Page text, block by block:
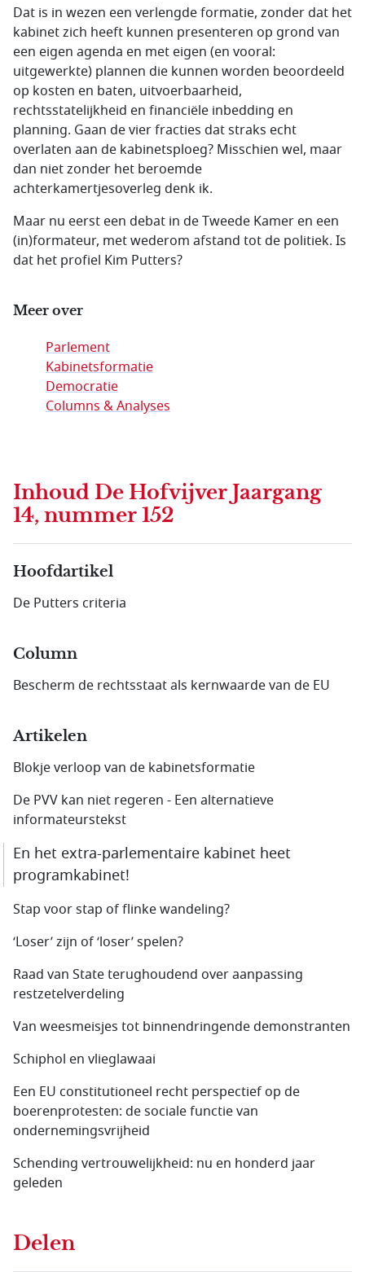
Dat is in wezen een verlengde formatie, zonder dat het
kabinet zich heeft kunnen presenteren op grond van
een eigen agenda en met eigen (en vooral:
uitgewerkte) plannen die kunnen worden beoordeeld
op kosten en baten, uitvoerbaarheid,
rechtsstatelijkheid en financiële inbedding en
planning. Gaan de vier fracties dat straks echt
overlaten aan de kabinetsploeg? Misschien wel, maar
dan niet zonder het beroemde
achterkamertjesoverleg denk ik.
Maar nu eerst een debat in de Tweede Kamer en een
(in)formateur, met wederom afstand tot de politiek. Is
dat het profiel Kim Putters?
Meer over
Parlement
Kabinetsformatie
Democratie
Columns & Analyses
Inhoud De Hofvijver Jaargang
14, nummer 152
Hoofdartikel
De Putters criteria
Column
Bescherm de rechtsstaat als kernwaarde van de EU
Artikelen
Blokje verloop van de kabinetsformatie
De PVV kan niet regeren - Een alternatieve
informateurs­tekst
En het extra-parlementaire kabinet heet
program­kabinet!
Stap voor stap of flinke wandeling?
‘Loser’ zijn of ‘loser’ spelen?
Raad van State terughoudend over aanpassing
restzetel­verdeling
Van weesmeisjes tot binnendringende demonstranten
Schiphol en vlieglawaai
Een EU constitutioneel recht perspectief op de
boerenprotesten: de sociale functie van
ondernemingsvrijheid
Schending vertrouwelijkheid: nu en honderd jaar
geleden
Delen